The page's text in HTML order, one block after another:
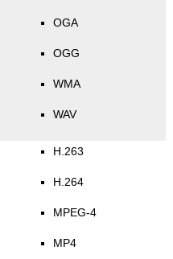
OGA
OGG
WMA
WAV
H.263
H.264
MPEG-4
MP4